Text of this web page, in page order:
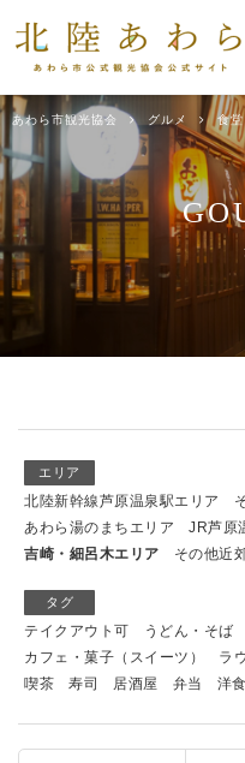
あわら市観光協会 グルメ 食堂
エリア
北陸新幹線芦原温泉駅エリア
あわら湯のまちエリア
JR芦原
吉崎・細呂木エリア
その他近
タグ
テイクアウト可 うどん・そば
カフェ・菓子（スイーツ）
ラ
喫茶
寿司 居酒屋 弁当 洋食